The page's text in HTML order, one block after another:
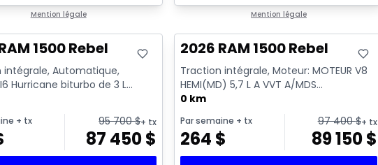
Mention légale Mention légale
1500 Rebel
intégrale, Automatique,
Hurricane biturbo de 3 L
standard avec arrêt a...
+ tx 95 700$+ tx
87 450$
2026 RAM 1500 Rebel
Traction intégrale, Moteur: MOTEUR V8
HEMI(MD) 5,7 L A VVT A/MDS
ECO/ETORQUE - 6 Cyl. - Essence
0 km
Par semaine + tx
264 $
97 400$+ tx
89 150$